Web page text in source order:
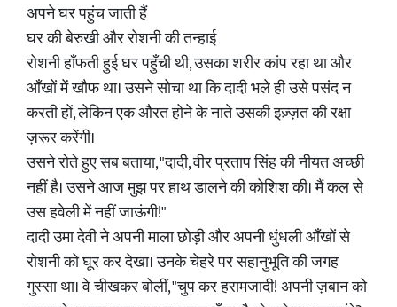
अपने घर पहुंच जाती हैं
घर की बेरुखी और रोशनी की तन्हाई
रोशनी हाँफती हुई घर पहुँची थी, उसका शरीर कांप रहा था और
आँखों में खौफ था। उसने सोचा था कि दादी भले ही उसे पसंद न
करती हों, लेकिन एक औरत होने के नाते उसकी इज़्ज़त की रक्षा
ज़रूर करेंगी।
उसने रोते हुए सब बताया, "दादी, वीर प्रताप सिंह की नीयत अच्छी
नहीं है। उसने आज मुझ पर हाथ डालने की कोशिश की। मैं कल से
उस हवेली में नहीं जाऊंगी!"
दादी उमा देवी ने अपनी माला छोड़ी और अपनी धुंधली आँखों से
रोशनी को घूर कर देखा। उनके चेहरे पर सहानुभूति की जगह
गुस्सा था। वे चीखकर बोलीं, "चुप कर हरामजादी! अपनी ज़बान को